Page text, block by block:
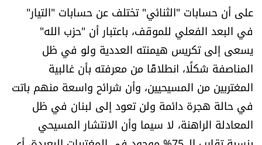
على أن حسابات "الثنائي" تختلف عن حسابات "التيار"
في البعد الفعلي للموقف، باعتبار أن "حزب الله"
يسعى إلى تكريس هيمنته العددية ولو في ظل
المناصفة شكلًا، انطلاقًا من معرفته بأن غالبية
المغتربين من المسيحيين، وأن شرائح واسعة منهم باتت
في حالة هجرة دائمة ولن تعود إلى لبنان في ظل
المعادلة الراهنة، لا سيما وأن الانتشار المسيحي